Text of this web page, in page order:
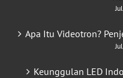
Apa Itu Videotron?
Keunggulan LED